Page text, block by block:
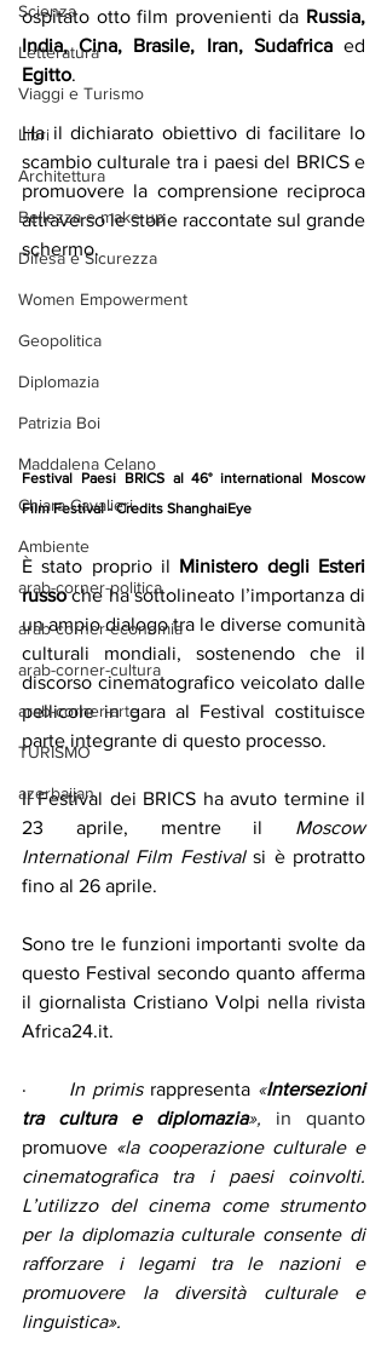
Scienza
Letteratura
Viaggi e Turismo
Libri
Architettura
Bellezza e make up
Difesa e Sicurezza
Women Empowerment
Geopolitica
Diplomazia
Patrizia Boi
Maddalena Celano
Chiara Cavalieri
Ambiente
arab-corner-politica
arab-corner-economia
arab-corner-cultura
arab-corner-arte
TURISMO
azerbaijan
ospitato otto film provenienti da Russia,
India, Cina, Brasile, Iran, Sudafrica
Egitto.
Ha il dichiarato obiettivo di facilitare lo
scambio culturale tra i paesi del BRICS e
promuovere la comprensione reciproca
attraverso le storie raccontate sul grande
schermo.
Festival Paesi BRICS al 46° international Moscow
Film Festival - Credits ShanghaiEye
È stato proprio il Ministero degli Esteri
russo che ha sottolineato l’importanza di
un ampio dialogo tra le diverse comunità
culturali mondiali, sostenendo che il
discorso cinematografico veicolato dalle
pellicole in gara al Festival costituisce
parte integrante di questo processo.
Il Festival dei BRICS ha avuto termine il
23 aprile, mentre il Moscow
International Film Festival si è protratto
fino al 26 aprile.
Sono tre le funzioni importanti svolte da
questo Festival secondo quanto afferma
il
Africa24.it.
· In primis rappresenta «Intersezioni
tra cultura e diplomazia»,
promuove «la cooperazione culturale e
cinematografica tra i paesi coinvolti.
L’utilizzo del cinema come strumento
per la diplomazia culturale consente di
rafforzare i legami tra le nazioni e
promuovere la diversità culturale e
linguistica».